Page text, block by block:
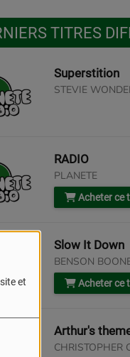
et
Superstition
STEVIE
RADIO
PLANETE
Acheter ce
Slow It Down
BENSON
Acheter ce
Arthur's
CHRISTOPHER